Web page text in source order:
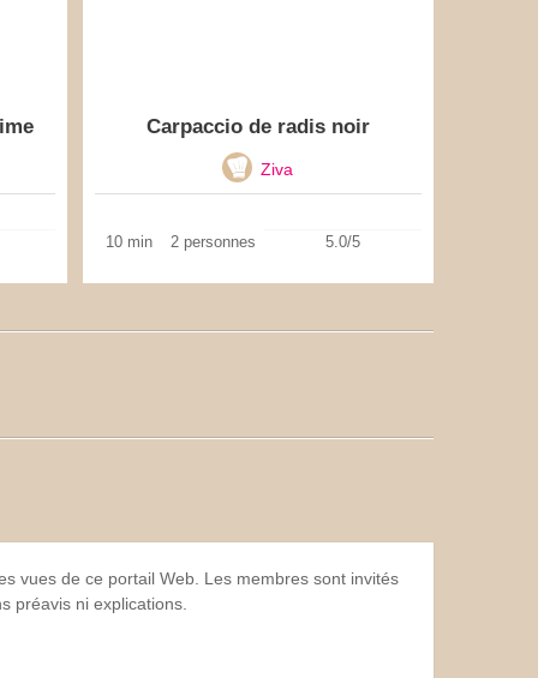
Carpaccio de radis noir
Ziva
10 min 2 personnes 5.0/5
vues de ce portail Web. Les membres sont invités
préavis ni explications.